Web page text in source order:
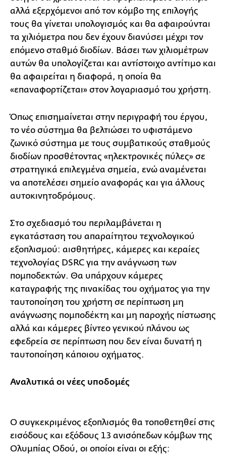
αλλά εξερχόμενοι από τον κόμβο της επιλογής
τους θα γίνεται υπολογισμός και θα αφαιρούνται
τα χιλιόμετρα που δεν έχουν διανύσει μέχρι τον
επόμενο σταθμό διοδίων. Βάσει των χιλιομέτρων
αυτών θα υπολογίζεται και αντίστοιχο αντίτιμο και
θα αφαιρείται η διαφορά, η οποία θα
«επαναφορτίζεται» στον λογαριασμό του χρήστη.
Όπως επισημαίνεται στην περιγραφή του έργου,
το νέο σύστημα θα βελτιώσει το υφιστάμενο
ζωνικό σύστημα με τους συμβατικούς σταθμούς
διοδίων προσθέτοντας «ηλεκτρονικές πύλες» σε
στρατηγικά επιλεγμένα σημεία, ενώ αναμένεται
να αποτελέσει σημείο αναφοράς και για άλλους
αυτοκινητοδρόμους.
Στο σχεδιασμό του περιλαμβάνεται η
εγκατάσταση του απαραίτητου τεχνολογικού
εξοπλισμού: αισθητήρες, κάμερες και κεραίες
τεχνολογίας DSRC για την ανάγνωση των
πομποδεκτών. Θα υπάρχουν κάμερες
καταγραφής της πινακίδας του οχήματος για την
ταυτοποίηση του χρήστη σε περίπτωση μη
ανάγνωσης πομποδέκτη και μη παροχής πίστωσης
αλλά και κάμερες βίντεο γενικού πλάνου ως
εφεδρεία σε περίπτωση που δεν είναι δυνατή η
ταυτοποίηση κάποιου οχήματος.
Αναλυτικά οι νέες υποδομές
Ο συγκεκριμένος εξοπλισμός θα τοποθετηθεί στις
εισόδους και εξόδους 13 ανισόπεδων κόμβων της
Ολυμπίας Οδού, οι οποίοι είναι οι εξής: